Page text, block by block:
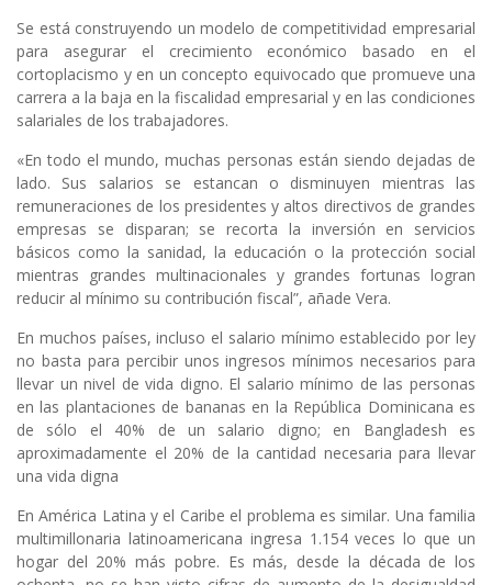
Se está construyendo un modelo de competitividad empresarial
para asegurar el crecimiento económico basado en el
cortoplacismo y en un concepto equivocado que promueve una
carrera a la baja en la fiscalidad empresarial y en las condiciones
salariales de los trabajadores.
«En todo el mundo, muchas personas están siendo dejadas de
lado. Sus salarios se estancan o disminuyen mientras las
remuneraciones de los presidentes y altos directivos de grandes
empresas se disparan; se recorta la inversión en servicios
básicos como la sanidad, la educación o la protección social
mientras grandes multinacionales y grandes fortunas logran
reducir al mínimo su contribución fiscal”, añade Vera.
En muchos países, incluso el salario mínimo establecido por ley
no basta para percibir unos ingresos mínimos necesarios para
llevar un nivel de vida digno. El salario mínimo de las personas
en las plantaciones de bananas en la República Dominicana es
de sólo el 40% de un salario digno; en Bangladesh es
aproximadamente el 20% de la cantidad necesaria para llevar
una vida digna
En América Latina y el Caribe el problema es similar. Una familia
multimillonaria latinoamericana ingresa 1.154 veces lo que un
hogar del 20% más pobre. Es más, desde la década de los